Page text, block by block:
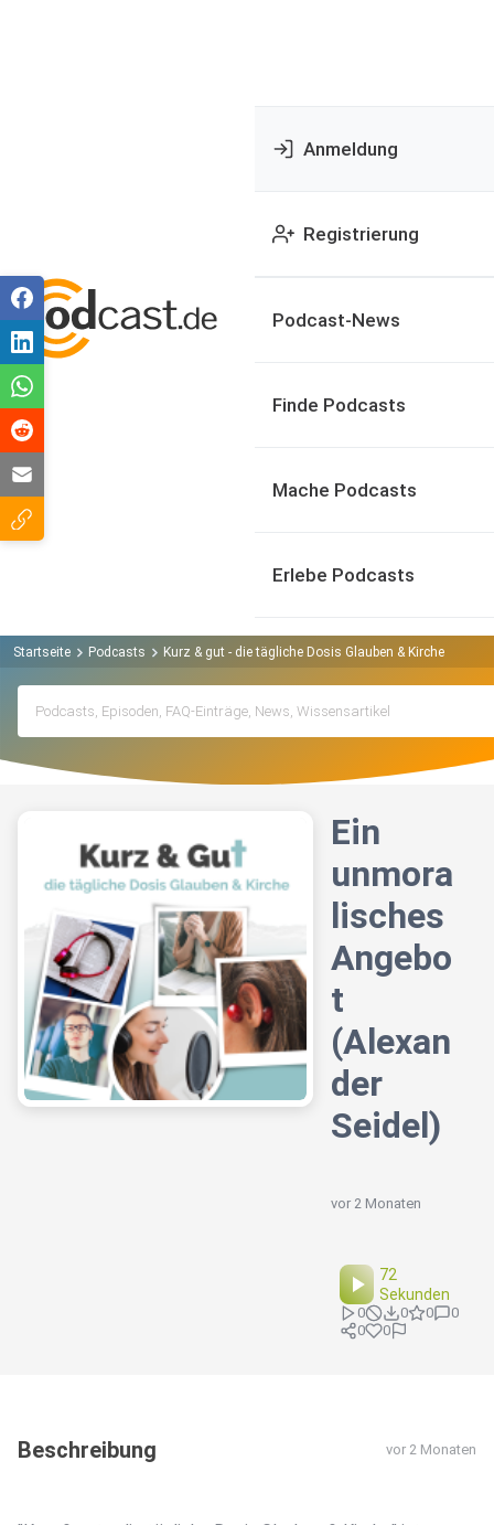
Anmeldung
Registrierung
Podcast-News
Finde Podcasts
Mache Podcasts
Erlebe Podcasts
Startseite Podcasts Kurz & gut - die tägliche Dosis Glauben & Kirche
Ein
unmora
lisches
Angebo
t
(Alexan
der
Seidel)
vor 2 Monaten
72
Sekunden
0 0 0
0
0
0
Beschreibung vor 2 Monaten